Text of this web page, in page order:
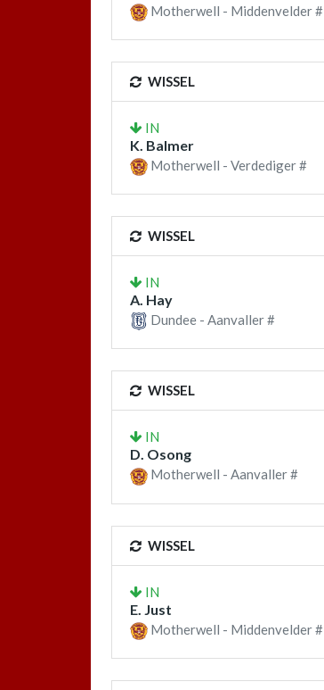
Motherwell - Middenvelder #
WISSEL
IN
K. Balmer
Motherwell - Verdediger #
WISSEL
IN
A. Hay
Dundee - Aanvaller #
WISSEL
IN
D. Osong
Motherwell - Aanvaller #
WISSEL
IN
E. Just
Motherwell - Middenvelder #